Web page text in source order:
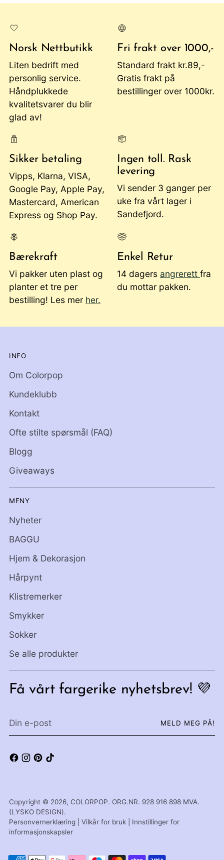
Norsk Nettbutikk
Liten bedrift med
personlig service.
Håndplukkede
kvalitetsvarer du blir
glad av!
Fri frakt over 1000,-
Standard frakt kr.89,-
Gratis frakt på
bestillinger over 1000kr.
Sikker betaling
Vipps, Klarna, VISA,
Google Pay, Apple Pay,
Mastercard, American
Express og Shop Pay.
Ingen toll. Rask
levering
Vi sender 3 ganger per
uke fra vårt lager i
Sandefjord.
Bærekraft
Vi pakker uten plast og
planter et tre per
bestilling! Les mer her.
Enkel Retur
14 dagers angrerett fra
du mottar pakken.
INFO
Om Colorpop
Kundeklubb
Kontakt
Ofte stilte spørsmål (FAQ)
Blogg
Giveaways
MENY
Nyheter
BAGGU
Hjem & Dekorasjon
Hårpynt
Klistremerker
Smykker
Sokker
Se alle produkter
Få vårt fargerike nyhetsbrev! 💜
e-
MELD MEG PÅ!
Copyright © 2026, COLORPOP. ORG.NR. 928 916 898 MVA.
(LYSKO DESIGN).
Personvernerklæring
Vilkår for bruk
Innstillinger for
informasjonskapsler